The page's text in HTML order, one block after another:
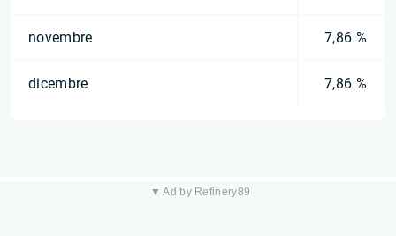
novembre 7,86 %
dicembre 7,86 %
▼ Ad by Refinery89